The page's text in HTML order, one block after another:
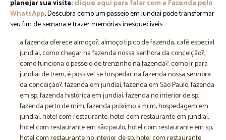
planejar sua visita:clique aqui para falar com a Fazenda pelo
WhatsApp.Descubra como um passeio em Jundiaí pode transformar
seu fim de semana e trazer memórias inesquecíveis.
a fazenda oferece almoço?,almoço típico de fazenda,café especial
jundiaí,como chegar na fazenda nossa senhora da conceição?,
como funciona o passeio de trenzinho na fazenda?,como ir para
jundiai de trem,é possível se hospedar na fazenda nossa senhora
da conceição?,fazenda em jundiaí,fazenda em São Paulo,fazenda
em sp,fazenda histórica em jundiaí,fazenda no interior de sp,
fazenda perto de mim,fazenda próximo a mim,hospedagem em
jundiaí,hotel com restaurante,hotel com restaurante em jundiaí,
hotel com restaurante em são paulo,hotel com restaurante em sp,